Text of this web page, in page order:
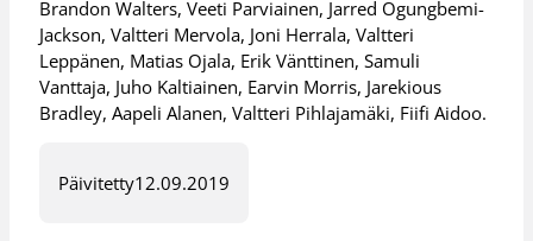
Brandon Walters, Veeti Parviainen, Jarred Ogungbemi-
Jackson, Valtteri Mervola, Joni Herrala, Valtteri
Leppänen, Matias Ojala, Erik Vänttinen, Samuli
Vanttaja, Juho Kaltiainen, Earvin Morris, Jarekious
Bradley, Aapeli Alanen, Valtteri Pihlajamäki, Fiifi Aidoo.
Päivitetty12.09.2019